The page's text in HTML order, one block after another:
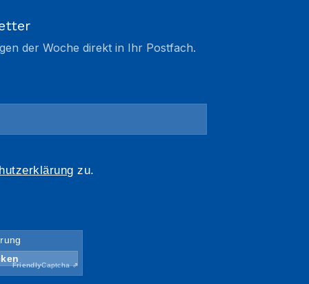
der Woche direkt in Ihr Postfach.